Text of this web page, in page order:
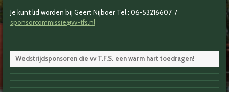
Je kunt lid worden bij Geert Nijboer Tel.: 06-53216607 /
sponsorcommissie@vv-tfs.nl
Wedstrijdsponsoren die vv T.F.S. een warm hart toedragen!